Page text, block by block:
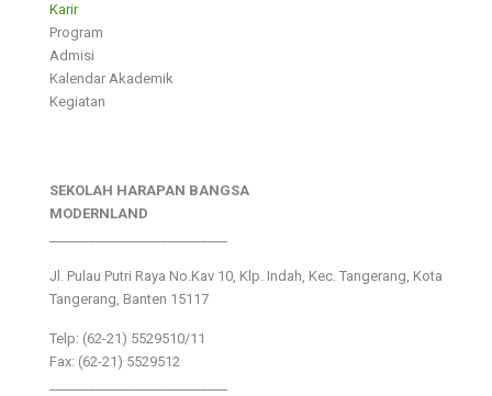
Karir
Program
Admisi
Kalendar Akademik
Kegiatan
SEKOLAH HARAPAN BANGSA
MODERNLAND
Jl. Pulau Putri Raya No.Kav 10, Klp. Indah, Kec. Tangerang, Kota
Tangerang, Banten 15117
Telp: (62-21) 5529510/11
Fax: (62-21) 5529512